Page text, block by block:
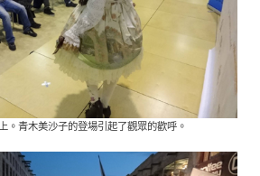
。青木美沙子的登場引起了觀眾的歡呼。